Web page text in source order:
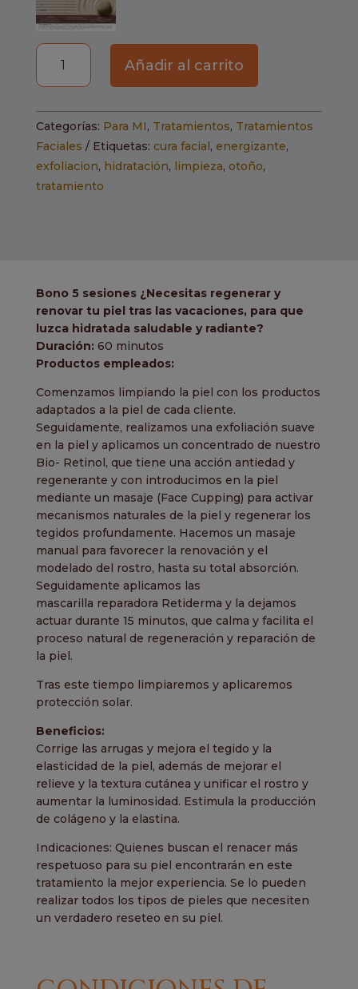
Tratamiento
Facial
Retiderma
cantidad
Añadir al carrito
Categorías: Para MI, Tratamientos, Tratamientos
Faciales
Etiquetas: cura facial, energizante,
exfoliacion, hidratación, limpieza, otoño,
tratamiento
Bono 5 sesiones ¿Necesitas regenerar y
renovar tu piel tras las vacaciones, para que
luzca hidratada saludable y radiante?
Duración: 60 minutos
Productos empleados:
Comenzamos limpiando la piel con los productos
adaptados a la piel de cada cliente.
Seguidamente, realizamos una exfoliación suave
en la piel y aplicamos un concentrado de nuestro
Bio- Retinol, que tiene una acción antiedad y
regenerante y con introducimos en la piel
mediante un masaje (Face Cupping) para activar
mecanismos naturales de la piel y regenerar los
tegidos profundamente. Hacemos un masaje
manual para favorecer la renovación y el
modelado del rostro, hasta su total absorción.
Seguidamente aplicamos las
mascarilla reparadora Retiderma y la dejamos
actuar durante 15 minutos, que calma y facilita el
proceso natural de regeneración y reparación de
la piel.
Tras este tiempo limpiaremos y aplicaremos
protección solar.
Beneficios:
Corrige las arrugas y mejora el tegido y la
elasticidad de la piel, además de mejorar el
relieve y la textura cutánea y unificar el rostro y
aumentar la luminosidad. Estimula la producción
de colágeno y la elastina.
Indicaciones: Quienes buscan el renacer más
respetuoso para su piel encontrarán en este
tratamiento la mejor experiencia. Se lo pueden
realizar todos los tipos de pieles que necesiten
un verdadero reseteo en su piel.